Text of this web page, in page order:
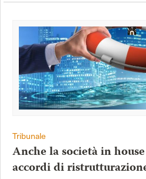
Tribunale
Anche la società in
accordi di